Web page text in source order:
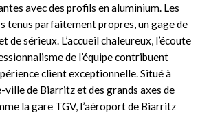
avec des profils en aluminium. Les
tenus parfaitement propres, un gage de
de sérieux. L’accueil chaleureux, l’écoute
de l’équipe contribuent
client exceptionnelle. Situé à
de Biarritz et des grands axes de
la gare TGV, l’aéroport de Biarritz